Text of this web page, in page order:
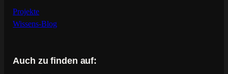
Projekte
Wissens-Blog
Auch zu finden auf: